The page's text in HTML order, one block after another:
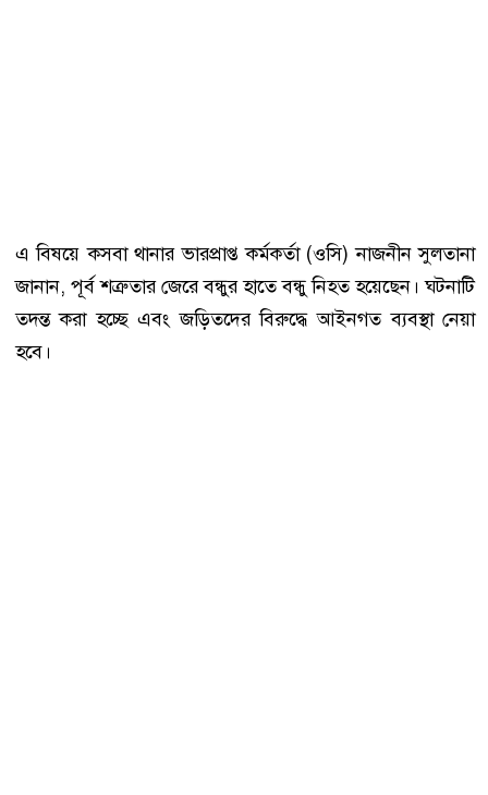
এ বিষয়ে কসবা থানার ভারপ্রাপ্ত কর্মকর্তা (ওসি) নাজনীন সুলতানা
জানান, পূর্ব শত্রুতার জেরে বন্ধুর হাতে বন্ধু নিহত হয়েছেন। ঘটনাটি
তদন্ত করা হচ্ছে এবং জড়িতদের বিরুদ্ধে আইনগত ব্যবস্থা নেয়া
হবে।